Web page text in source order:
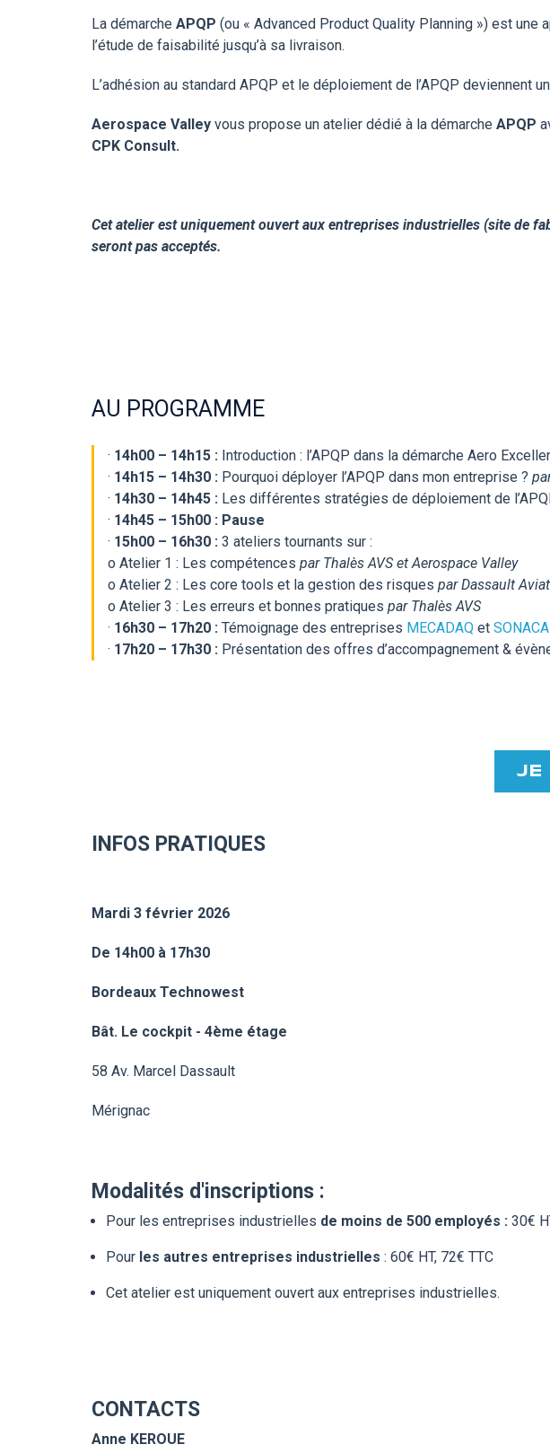
La démarche APQP (ou « Advanced Product Quality Planning ») est
l’étude de faisabilité jusqu’à sa livraison.
L’adhésion au standard APQP et le déploiement de l’APQP
Aerospace Valley vous propose un atelier dédié à la démarche APQP
CPK Consult.
Cet atelier est uniquement ouvert aux entreprises industrielles (site de
seront pas acceptés.
AU PROGRAMME
· 14h00 – 14h15 : Introduction : l’APQP dans la démarche Aero
· 14h15 – 14h30 : Pourquoi déployer l’APQP dans mon entreprise ?
· 14h30 – 14h45 : Les différentes stratégies de déploiement de
· 14h45 – 15h00 : Pause
· 15h00 – 16h30 : 3 ateliers tournants sur :
o Atelier 1 : Les compétences par Thalès AVS et Aerospace Valley
o Atelier 2 : Les core tools et la gestion des risques par Dassault
o Atelier 3 : Les erreurs et bonnes pratiques par Thalès AVS
· 16h30 – 17h20 : Témoignage des entreprises MECADAQ et SONACA
· 17h20 – 17h30 : Présentation des offres d’accompagnement &
JE
INFOS PRATIQUES
Mardi 3 février 2026
De 14h00 à 17h30
Bordeaux Technowest
Bât. Le cockpit - 4ème étage
58 Av. Marcel Dassault
Mérignac
Modalités d'inscriptions :
Pour les entreprises industrielles de moins de 500 employés : 30€
Pour les autres entreprises industrielles : 60€ HT, 72€ TTC
Cet atelier est uniquement ouvert aux entreprises industrielles.
CONTACTS
Anne KEROUE